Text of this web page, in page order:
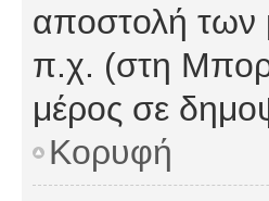
αποστολή των
π.χ. (στη
μέρος σε
Κορυφή